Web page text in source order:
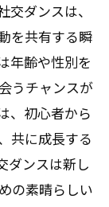
ダンスは、
を共有する瞬
年齢や性別を
うチャンスが
、初心者から
共に成長する
ダンスは新し
の素晴らしい